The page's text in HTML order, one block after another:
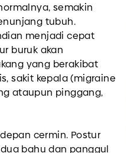
semakin
tubuh.
menjadi cepat
buruk akan
yang berakibat
sakit kepala (migraine
ataupun pinggang,
cermin. Postur
bahu dan panggul